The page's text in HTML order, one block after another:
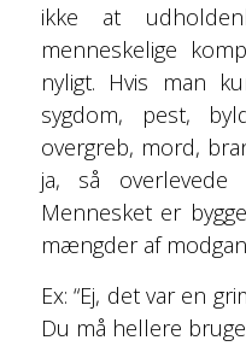
ikke at
menneskelige
nyligt. Hvis man
sygdom, pest,
overgreb, mord,
ja, så
Mennesket er
mængder af
Ex: “Ej, det var en
Du må hellere